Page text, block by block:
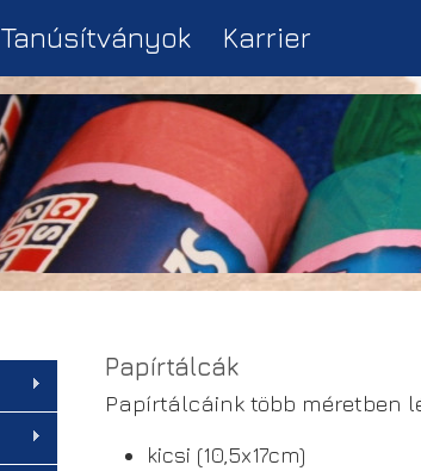
Tanúsítványok Karrier
Papírtálcák
Papírtálcáink több méretben
kicsi (10,5x17cm)